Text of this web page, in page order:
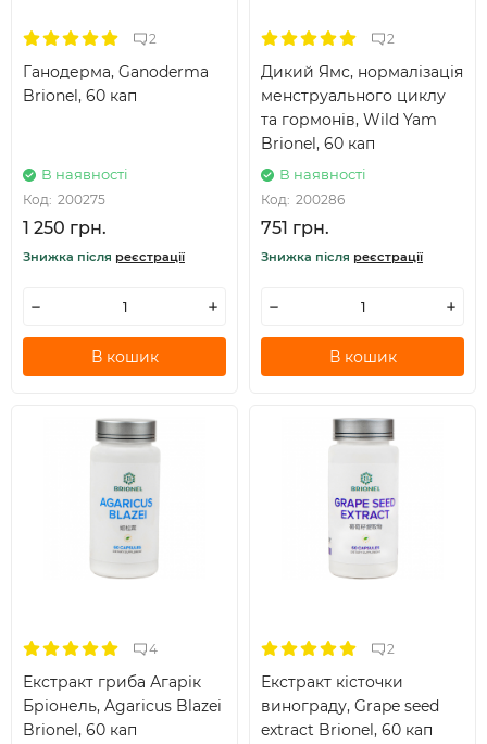
2
Ганодерма, Ganoderma
Brionel, 60 кап
В наявності
Код: 200275
1 250 грн.
Знижка після реєстрації
В кошик
2
Дикий Ямс, нормалізація
менструального циклу
та гормонів, Wild Yam
Brionel, 60 кап
В наявності
Код: 200286
751 грн.
Знижка після реєстрації
В кошик
4
Екстракт гриба Агарік
Бріонель, Agaricus Blazei
Brionel, 60 кап
2
Екстракт кісточки
винограду, Grape seed
extract Brionel, 60 кап